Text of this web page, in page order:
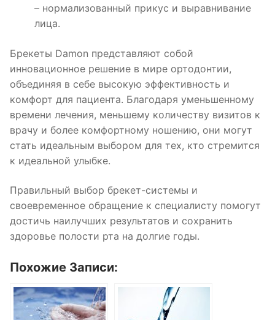
– нормализованный прикус и выравнивание
лица.
Брекеты Damon представляют собой
инновационное решение в мире ортодонтии,
объединяя в себе высокую эффективность и
комфорт для пациента. Благодаря уменьшенному
времени лечения, меньшему количеству визитов к
врачу и более комфортному ношению, они могут
стать идеальным выбором для тех, кто стремится
к идеальной улыбке.
Правильный выбор брекет-системы и
своевременное обращение к специалисту помогут
достичь наилучших результатов и сохранить
здоровье полости рта на долгие годы.
Похожие Записи: